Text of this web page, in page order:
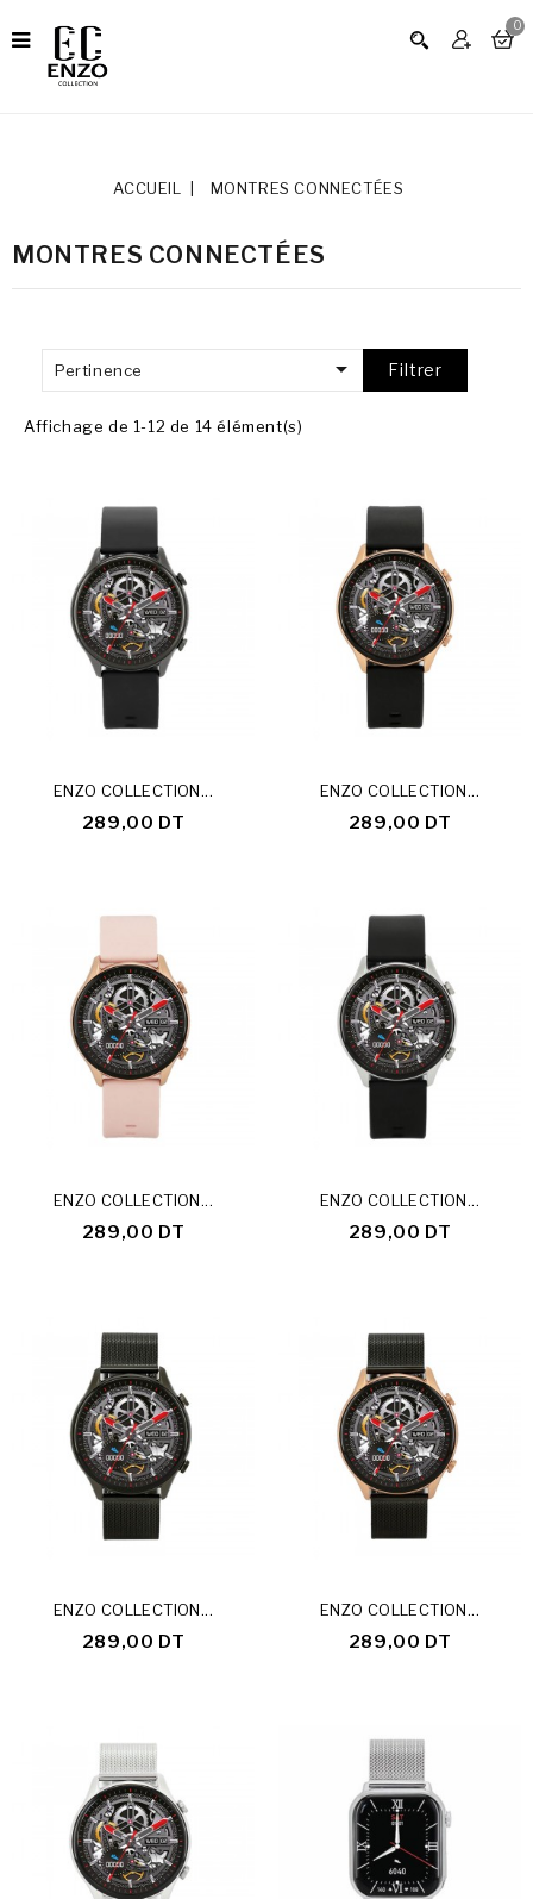
0
ACCUEIL MONTRES CONNECTÉES
MONTRES CONNECTÉES
Pertinence  Filtrer
Affichage de 1-12 de 14 élément(s)
ENZO COLLECTION...
289,00 DT
ENZO COLLECTION...
289,00 DT
ENZO COLLECTION...
289,00 DT
ENZO COLLECTION...
289,00 DT
ENZO COLLECTION...
289,00 DT
ENZO COLLECTION...
289,00 DT